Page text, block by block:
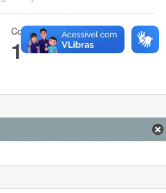
Conjuntos de dados
1